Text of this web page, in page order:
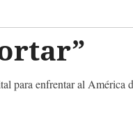
para enfrentar al América